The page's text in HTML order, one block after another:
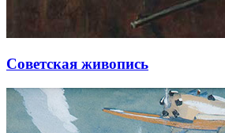
Советская живопись